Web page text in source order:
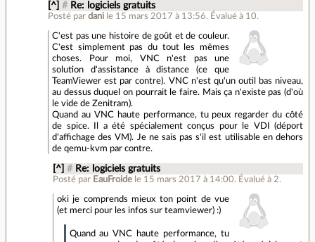
[^] # Re: logiciels gratuits
Posté pardani le 15 mars 2017 à 13:56. Évalué à 10.
C'est pas une histoire de goût et de couleur.
C'est simplement pas du tout les mêmes
choses. Pour moi, VNC n'est pas une
solution d'assistance à distance (ce que
TeamViewer est par contre). VNC n'est qu'un outil bas niveau,
au dessus duquel on pourrait le faire. Mais ça n'existe pas (d'où
le vide de Zenitram).
Quand au VNC haute performance, tu peux regarder du côté
de spice. Il a été spécialement conçus pour le VDI (déport
d'affichage des VM). Je ne sais pas s'il est utilisable en dehors
de qemu-kvm par contre.
[^] # Re: logiciels gratuits
Posté par EauFroide le 15 mars 2017 à 14:00. Évalué à 2.
oki je comprends mieux ton point de vue
(et merci pour les infos sur teamviewer) :)
Quand au VNC haute performance, tu